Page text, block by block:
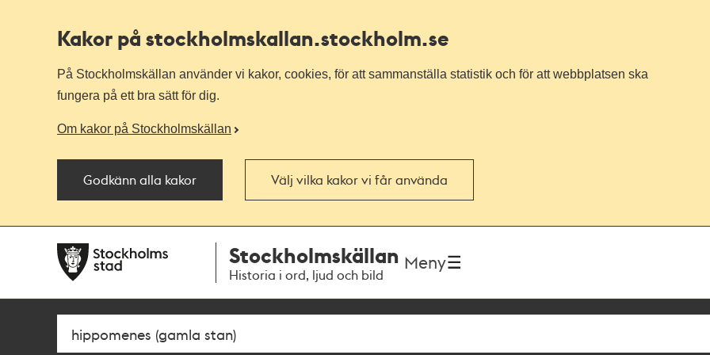
Kakor på stockholmskallan.stockholm.se
På Stockholmskällan använder vi kakor, cookies, för att sammanställa statistik och för att webbplatsen ska
fungera på ett bra sätt för dig.
Om kakor på Stockholmskällan
Godkänn alla kakor Välj vilka kakor vi får använda
navigationen
huvudinnehållet
Stockholmskällan
Historia i ord, ljud och bild
Meny
Sök